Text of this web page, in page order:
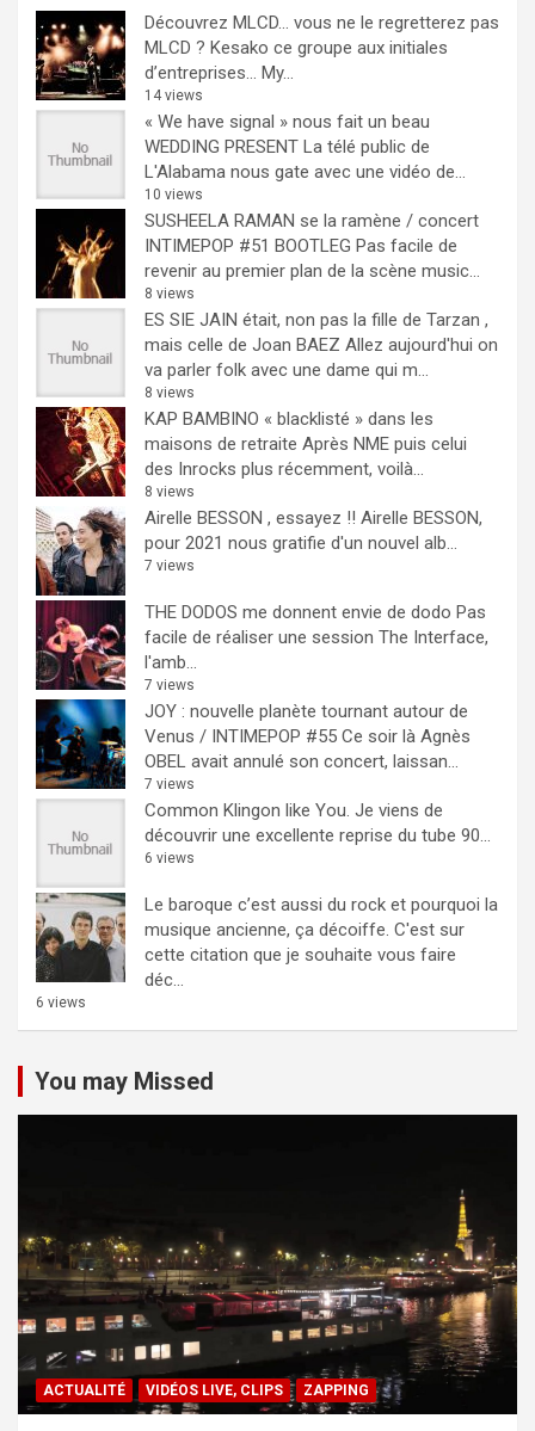
Découvrez MLCD… vous ne le regretterez pas
MLCD ? Kesako ce groupe aux initiales
d’entreprises… My...
14 views
« We have signal » nous fait un beau
WEDDING PRESENT La télé public de
L'Alabama nous gate avec une vidéo de...
10 views
SUSHEELA RAMAN se la ramène / concert
INTIMEPOP #51 BOOTLEG Pas facile de
revenir au premier plan de la scène music...
8 views
ES SIE JAIN était, non pas la fille de Tarzan ,
mais celle de Joan BAEZ Allez aujourd'hui on
va parler folk avec une dame qui m...
8 views
KAP BAMBINO « blacklisté » dans les
maisons de retraite Après NME puis celui
des Inrocks plus récemment, voilà...
8 views
Airelle BESSON , essayez !! Airelle BESSON,
pour 2021 nous gratifie d'un nouvel alb...
7 views
THE DODOS me donnent envie de dodo Pas
facile de réaliser une session The Interface,
l'amb...
7 views
JOY : nouvelle planète tournant autour de
Venus / INTIMEPOP #55 Ce soir là Agnès
OBEL avait annulé son concert, laissan...
7 views
Common Klingon like You. Je viens de
découvrir une excellente reprise du tube 90...
6 views
Le baroque c’est aussi du rock et pourquoi la
musique ancienne, ça décoiffe. C'est sur
cette citation que je souhaite vous faire
déc...
6 views
You may Missed
ACTUALITÉ VIDÉOS LIVE, CLIPS ZAPPING